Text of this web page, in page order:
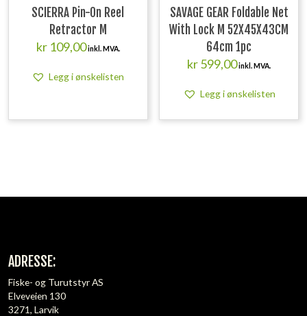
SCIERRA Pin-On Reel
Retractor M
kr109,00inkl. MVA.
Legg i ønskelisten
SAVAGE GEAR Foldable Net
With Lock M 52X45X43CM
64cm 1pc
kr599,00inkl. MVA.
Legg i ønskelisten
ADRESSE:
Fiske- og Turutstyr AS
Elveveien 130
3271, Larvik